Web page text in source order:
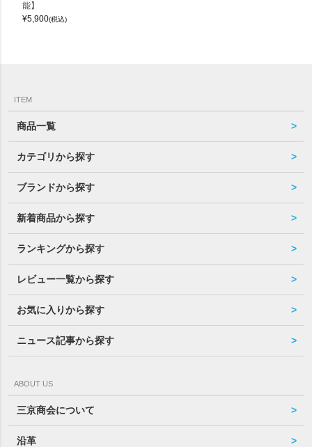
能】
¥5,900(税込)
ITEM
商品一覧
カテゴリから探す
ブランドから探す
新着商品から探す
ランキングから探す
レビュー一覧から探す
お気に入りから探す
ニュース記事から探す
ABOUT US
三京商会について
沿革